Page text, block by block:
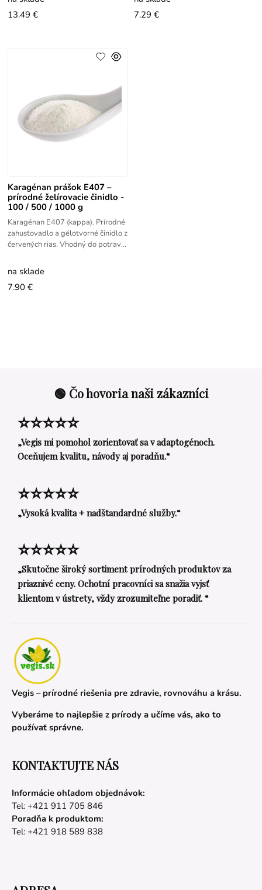
13.49 €
7.29 €
Karagénan prášok E407 –
prírodné želírovacie činidlo -
100 / 500 / 1000 g
Karagénan E407 (kappa). Prírodné
zahusťovadlo a gélotvorné činidlo z
červených rias. Vhodný do potravín
na sklade
7.90 €
🟢 Čo hovoria naši zákazníci
⭐⭐⭐⭐⭐
„Vegis mi pomohol zorientovať sa v adaptogénoch.
Oceňujem kvalitu, návody aj poradňu.“
⭐⭐⭐⭐⭐
„Vysoká kvalita + nadštandardné služby.“
⭐⭐⭐⭐⭐
„Skutočne široký sortiment prírodných produktov za
priaznivé ceny. Ochotní pracovníci sa snažia vyjsť
klientom v ústrety, vždy zrozumiteľne poradiť. “
Vegis – prírodné riešenia pre zdravie, rovnováhu a krásu.
Vyberáme to najlepšie z prírody a učíme vás, ako to
používať správne.
KONTAKTUJTE NÁS
Informácie ohľadom objednávok:
Tel: +421 911 705 846
Poradňa k produktom:
Tel: +421 918 589 838